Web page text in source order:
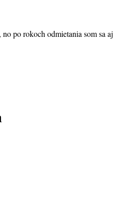
po rokoch odmietania som sa aj